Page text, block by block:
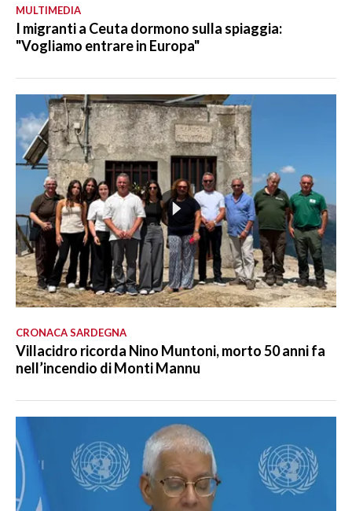
MULTIMEDIA
I migranti a Ceuta dormono sulla spiaggia:
"Vogliamo entrare in Europa"
CRONACA SARDEGNA
Villacidro ricorda Nino Muntoni, morto 50 anni fa
nell’incendio di Monti Mannu